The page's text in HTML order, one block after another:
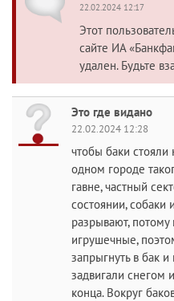
22.02.2024 12:17
Этот
сайте ИА
удален. Будьте
Это где видано
22.02.2024 12:28
чтобы баки
одном городе
гавне, частный
состоянии, собаки
разрывают, потому
игрушечные,
запрыгнуть в бак
задвигали снегом
конца. Вокруг